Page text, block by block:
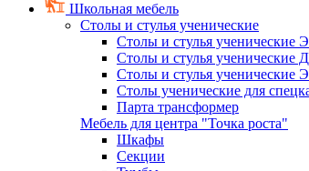
Школьная мебель
Столы и стулья ученические
Столы и стулья ученические
Столы и стулья ученические
Столы и стулья ученические
Столы ученические для
Парта трансформер
Мебель для центра "Точка роста"
Шкафы
Секции